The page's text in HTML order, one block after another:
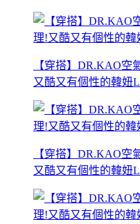
【穿搭】DR.KAO空
又酷又有個性的韓妞
【穿搭】DR.KAO空
又酷又有個性的韓妞